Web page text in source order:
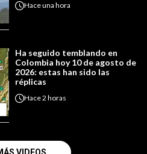
Haceuna hora
Ha seguido temblando en
Colombia hoy 10 de agosto de
2026: estas han sido las
réplicas
Hace2 horas
VIDEOS